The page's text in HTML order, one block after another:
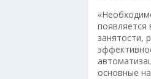
появляется
занятости,
основные